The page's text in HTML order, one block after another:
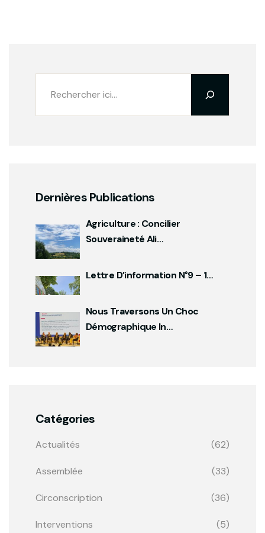
Dernières Publications
Agriculture : Concilier
Souveraineté Ali…
Lettre D’information N°9 – 1…
Nous Traversons Un Choc
Démographique In…
Catégories
Actualités (62)
Assemblée (33)
Circonscription (36)
Interventions (5)